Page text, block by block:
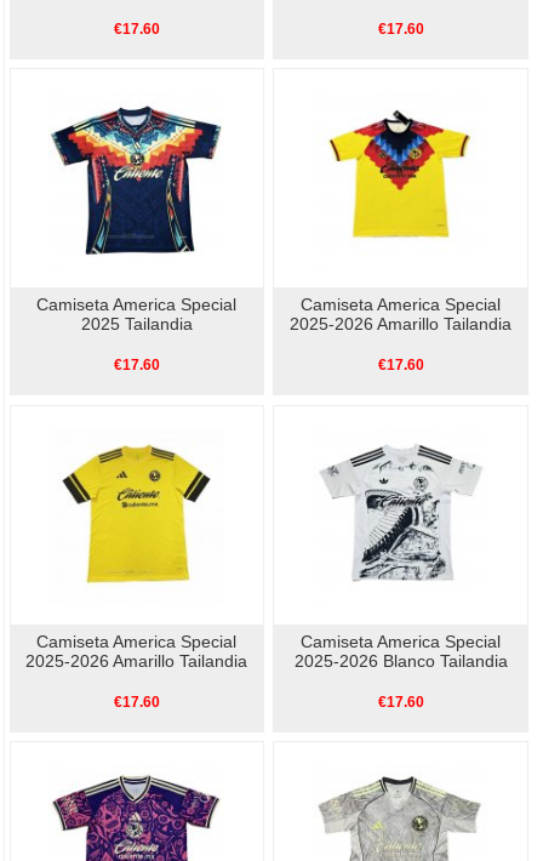
€17.60 €17.60
Camiseta America Special
2025 Tailandia
€17.60
Camiseta America Special
2025-2026 Amarillo Tailandia
€17.60
Camiseta America Special
2025-2026 Amarillo Tailandia
€17.60
Camiseta America Special
2025-2026 Blanco Tailandia
€17.60